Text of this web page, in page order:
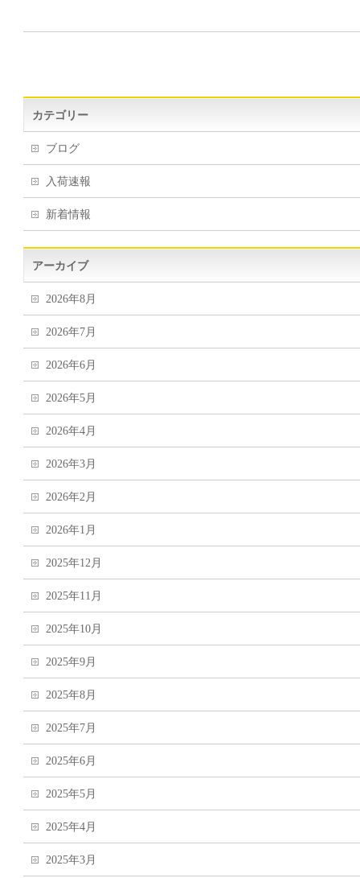
カテゴリー
ブログ
入荷速報
新着情報
アーカイブ
2026年8月
2026年7月
2026年6月
2026年5月
2026年4月
2026年3月
2026年2月
2026年1月
2025年12月
2025年11月
2025年10月
2025年9月
2025年8月
2025年7月
2025年6月
2025年5月
2025年4月
2025年3月